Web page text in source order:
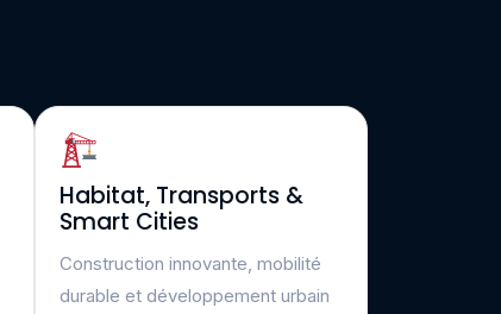
Habitat, Transports &
Smart Cities
Construction innovante, mobilité
durable et développement urbain